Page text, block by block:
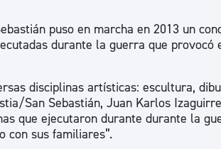
puso en marcha en 2013 un
durante la guerra que provocó
disciplinas artísticas: escultura,
San Sebastián, Juan Karlos
que ejecutaron durante durante la
con sus familiares”.